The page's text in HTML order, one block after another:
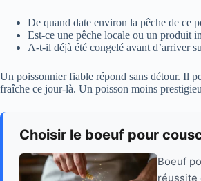
De quand date environ la pêche de ce
Est-ce une pêche locale ou un produit
A-t-il déjà été congelé avant d’arriver
Un poissonnier fiable répond sans détour. Il
fraîche ce jour-là. Un poisson moins
Choisir le boeuf pour
Boeuf
réussite